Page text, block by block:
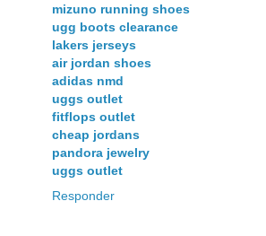
mizuno running shoes
ugg boots clearance
lakers jerseys
air jordan shoes
adidas nmd
uggs outlet
fitflops outlet
cheap jordans
pandora jewelry
uggs outlet
Responder